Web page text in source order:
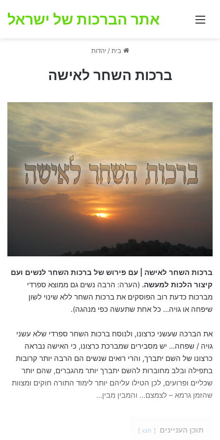
תפריט אתר הברכות של ישראל
בית / יהדות
ברכות השחר לאישה
ברכות השחר לאישה | עם פירוש של ברכות השחר לנשים ועם
קיצור הלכות למעשה. (הערה: הרבה נשים גם ממוצא ספרדי
מברכות כדעת רוב הפוסקים את ברכות השחר ללא שינוי לשון
שיפחה או גויה… כל אחת שתעשה כפי מנהגה).
את הברכה שעשני כרצונו, ולנוסח ברכות השחר ספרדי שלא עשני
גויה / שפחה… יש מסבירים שמברכת כרצונו, כי האישה נבראה
כרצונו של השם יתברך, והרי רואים שנשים הם הרבה יותר קרובות
בתפילה ובלב מחוברות להשם יתברך יותר מהגברים, שהם יותר
שכליים ופרועים, לכן הטילו עליהם יותר לימוד התורה חוקים ומצוות
שהזמן גרמא – לצמצם… והמבין מבין…
תוכן העניינים הצג